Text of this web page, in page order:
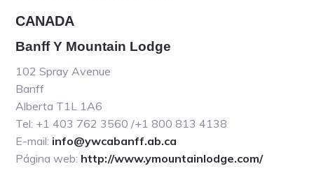
CANADA
Banff Y Mountain Lodge
102 Spray Avenue
Banff
Alberta T1L 1A6
Tel: +1 403 762 3560 /+1 800 813 4138
E-mail: info@ywcabanff.ab.ca
Página web: http://www.ymountainlodge.com/